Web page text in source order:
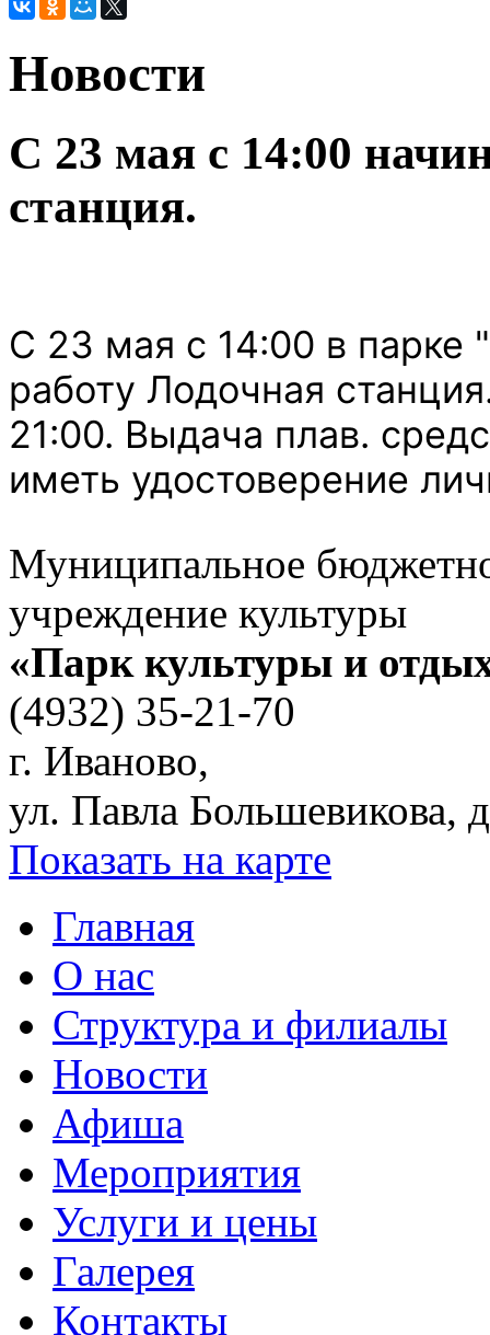
Новости
С 23 мая с 14:00
станция.
С 23 мая с 14:00 в парке
работу Лодочная
21:00. Выдача плав.
иметь удостоверение
Муниципальное
учреждение культуры
«Парк культуры и
(4932) 35-21-70
г. Иваново,
ул. Павла Большевикова,
Показать на карте
Главная
О нас
Структура и филиалы
Новости
Афиша
Мероприятия
Услуги и цены
Галерея
Контакты